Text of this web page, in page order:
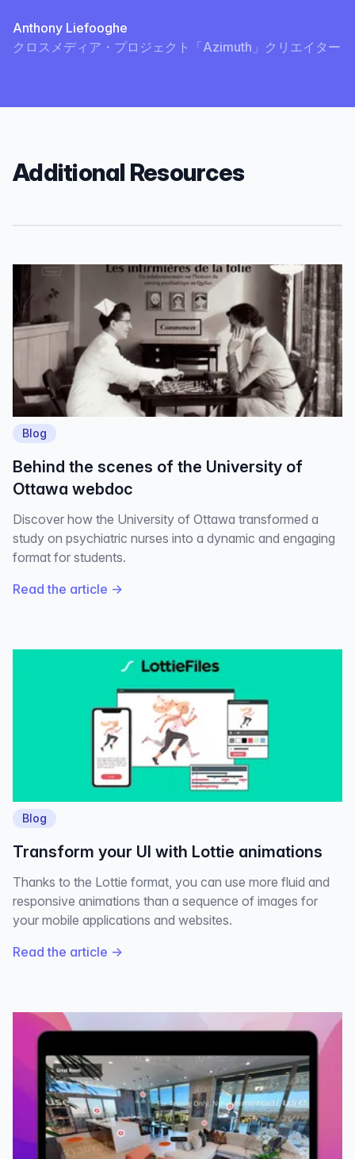
Anthony Liefooghe
クロスメディア・プロジェクト「Azimuth」クリエイター
Additional Resources
Blog
Behind the scenes of the University of
Ottawa webdoc
Discover how the University of Ottawa transformed a
study on psychiatric nurses into a dynamic and engaging
format for students.
Read the article →
Blog
Transform your UI with Lottie animations
Thanks to the Lottie format, you can use more fluid and
responsive animations than a sequence of images for
your mobile applications and websites.
Read the article →